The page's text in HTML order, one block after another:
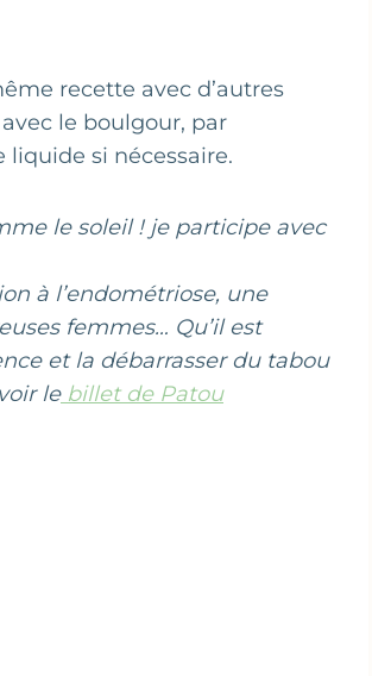
recette avec d’autres
le boulgour, par
si nécessaire.
le soleil ! je participe avec
à l’endométriose, une
femmes… Qu’il est
et la débarrasser du tabou
lebillet de Patou